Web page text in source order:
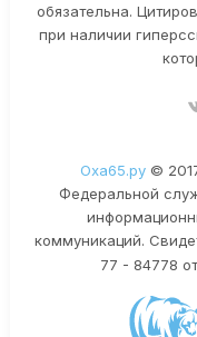
обязательна.
при наличии
Оха65.ру©
Федеральной
коммуникаций.
77 - 84778